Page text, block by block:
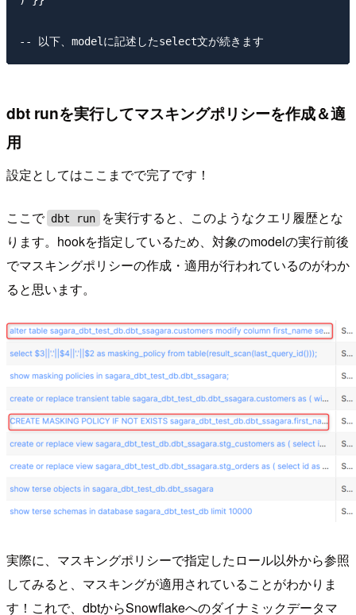
dbt runを実行してマスキングポリシーを作成＆適
用
設定としてはここまでで完了です！
ここで dbt run
を実行すると、このようなクエリ履歴とな
ります。hookを指定しているため、対象のmodelの実行前後
でマスキングポリシーの作成・適用が行われているのがわか
ると思います。
実際に、マスキングポリシーで指定したロール以外から参照
してみると、マスキングが適用されていることがわかりま
す！これで、dbtからSnowflakeへのダイナミックデータマ